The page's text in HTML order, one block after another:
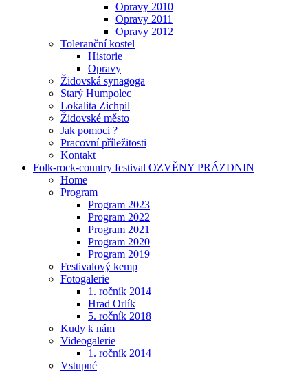
Opravy 2010
Opravy 2011
Opravy 2012
Toleranční kostel
Historie
Opravy
Židovská synagoga
Starý Humpolec
Lokalita Zichpil
Židovské město
Jak pomoci ?
Pracovní příležitosti
Kontakt
Folk-rock-country festival OZVĚNY PRÁZDNIN
Home
Program
Program 2023
Program 2022
Program 2021
Program 2020
Program 2019
Festivalový kemp
Fotogalerie
1. ročník 2014
Hrad Orlík
5. ročník 2018
Kudy k nám
Videogalerie
1. ročník 2014
Vstupné